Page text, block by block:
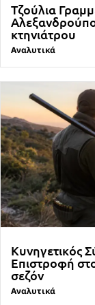
Τζούλια
κτηνιάτρου
Αναλυτικά
Κυνηγετικός
Επιστροφή
σεζόν
Αναλυτικά